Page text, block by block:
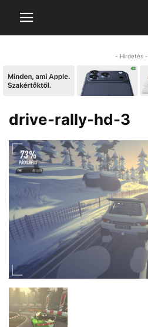
- Hirdetés -
drive-rally-hd-3